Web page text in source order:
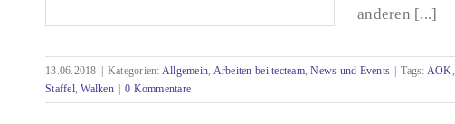
anderen [...]
13.06.2018 Kategorien: Allgemein, Arbeiten bei tecteam,News und Events Tags: AOK
Staffel,Walken 0 Kommentare